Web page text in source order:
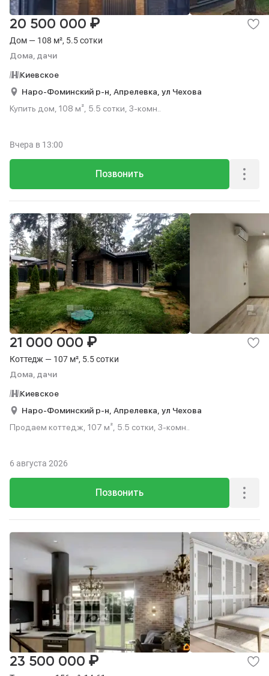
Дом — 108 м², 5.5 сотки
Дома, дачи
20 500 000 ₽
Киевское
Наро-Фоминский р-н, Апрелевка, ул Чехова
Купить дом, 108 м², 5.5 сотки, 3-комн..
Позвонить
Вчера в 13:00
Коттедж — 107 м², 5.5 сотки
Дома, дачи
21 000 000 ₽
Киевское
Наро-Фоминский р-н, Апрелевка, ул Чехова
Продаем коттедж, 107 м², 5.5 сотки, 3-комн..
Позвонить
6 августа 2026
23 500 000 ₽